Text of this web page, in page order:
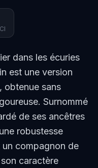
dans les écuries
est une version
obtenue sans
Surnommé
de ses ancêtres
robustesse
compagnon de
caractère